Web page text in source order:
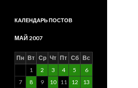
КАЛЕНДАРЬ ПОСТОВ
МАЙ 2007
Пн Вт Ср Чт Пт Сб Вс
1
2 3 4 5
6
7
8 9 10 11 12
13